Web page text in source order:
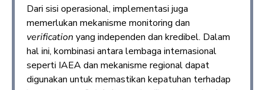
Dari sisi operasional, implementasi juga
memerlukan mekanisme monitoring dan
verification yang independen dan kredibel. Dalam
hal ini, kombinasi antara lembaga internasional
seperti IAEA dan mekanisme regional dapat
digunakan untuk memastikan kepatuhan terhadap